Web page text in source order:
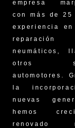
empresa
con más de 25
experiencia
neumáticos,
otros
automotores.
la
nuevas
hemos
renovado